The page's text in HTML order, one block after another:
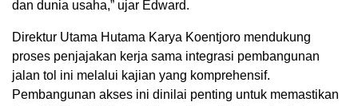
dan dunia usaha,” ujar Edward.
Direktur Utama Hutama Karya Koentjoro mendukung
proses penjajakan kerja sama integrasi pembangunan
jalan tol ini melalui kajian yang komprehensif.
Pembangunan akses ini dinilai penting untuk memastikan